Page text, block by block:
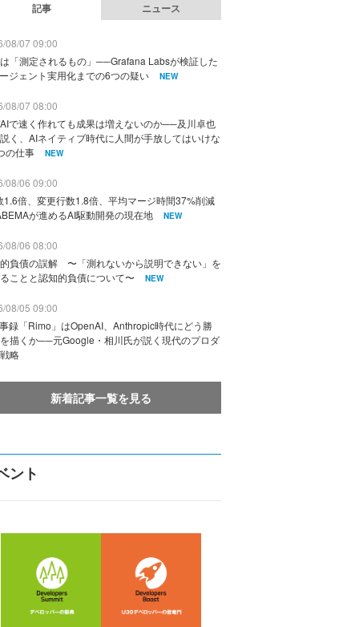
記事 ニュース
08/07 09:00
「測定されるもの」──Grafana Labsが検証した
ジェント実用化までの6つの疑い
NEW
08/07 08:00
で速く作れても成果は増えないのか──及川卓也
く、AIネイティブ時代に人間が手放してはいけな
の仕事
NEW
08/06 09:00
1.6倍、変更行数1.8倍、平均マージ時間37%削減
が進めるAI駆動開発の現在地
NEW
08/06 08:00
負債の誤解 〜「測れないから説明できない」を
ことと認知的負債について〜
NEW
08/05 09:00
録「Rimo」はOpenAI、Anthropic時代にどう勝
描くか──元Google・相川氏が説く現代のプロダ
略
新着記事一覧を見る
ント